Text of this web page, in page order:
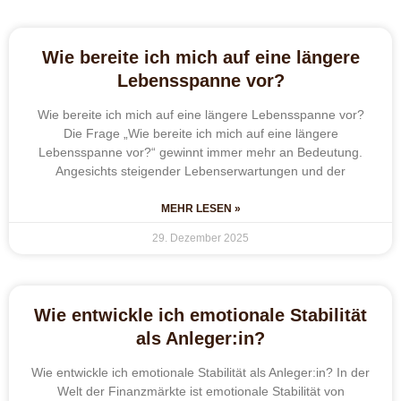
Wie bereite ich mich auf eine längere
Lebensspanne vor?
Wie bereite ich mich auf eine längere Lebensspanne vor?
Die Frage „Wie bereite ich mich auf eine längere
Lebensspanne vor?“ gewinnt immer mehr an Bedeutung.
Angesichts steigender Lebenserwartungen und der
MEHR LESEN »
29. Dezember 2025
Wie entwickle ich emotionale Stabilität
als Anleger:in?
Wie entwickle ich emotionale Stabilität als Anleger:in? In der
Welt der Finanzmärkte ist emotionale Stabilität von